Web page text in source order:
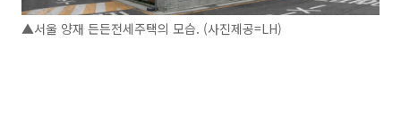
▲서울 양재 든든전세주택의 모습. (사진제공=LH)